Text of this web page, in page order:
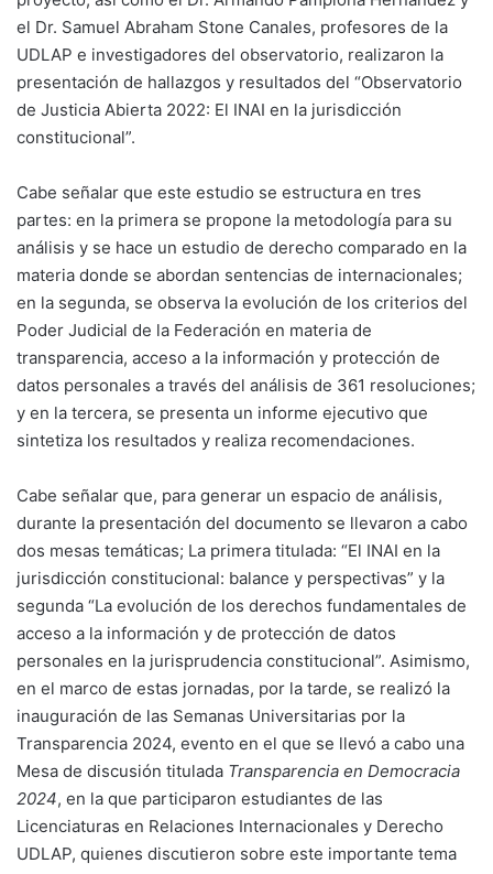
el Dr. Samuel Abraham Stone Canales, profesores de la
UDLAP e investigadores del observatorio, realizaron la
presentación de hallazgos y resultados del “Observatorio
de Justicia Abierta 2022: El INAI en la jurisdicción
constitucional”.
Cabe señalar que este estudio se estructura en tres
partes: en la primera se propone la metodología para su
análisis y se hace un estudio de derecho comparado en la
materia donde se abordan sentencias de internacionales;
en la segunda, se observa la evolución de los criterios del
Poder Judicial de la Federación en materia de
transparencia, acceso a la información y protección de
datos personales a través del análisis de 361 resoluciones;
y en la tercera, se presenta un informe ejecutivo que
sintetiza los resultados y realiza recomendaciones.
Cabe señalar que, para generar un espacio de análisis,
durante la presentación del documento se llevaron a cabo
dos mesas temáticas; La primera titulada: “El INAI en la
jurisdicción constitucional: balance y perspectivas” y la
segunda “La evolución de los derechos fundamentales de
acceso a la información y de protección de datos
personales en la jurisprudencia constitucional”. Asimismo,
en el marco de estas jornadas, por la tarde, se realizó la
inauguración de las Semanas Universitarias por la
Transparencia 2024, evento en el que se llevó a cabo una
Mesa de discusión titulada Transparencia en Democracia
2024, en la que participaron estudiantes de las
Licenciaturas en Relaciones Internacionales y Derecho
UDLAP, quienes discutieron sobre este importante tema